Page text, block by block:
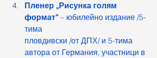
Пленер „Рисунка голям
формат“ – юбилейно издание /5-
тима
пловдивски /от ДПХ/ и 5-тима
автора от Германия, участници в